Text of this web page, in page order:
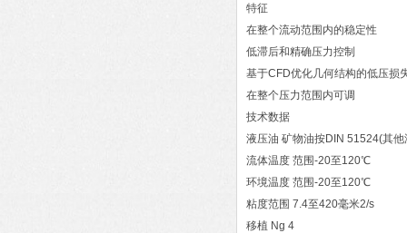
特征
在整个流动范围内的稳定性
低滞后和精确压力控制
基于CFD优化几何结构的低压损
在整个压力范围内可调
技术数据
液压油 矿物油按DIN 51524(其
流体温度 范围-20至120℃
环境温度 范围-20至120℃
粘度范围 7.4至420毫米2/s
移植 Ng 4